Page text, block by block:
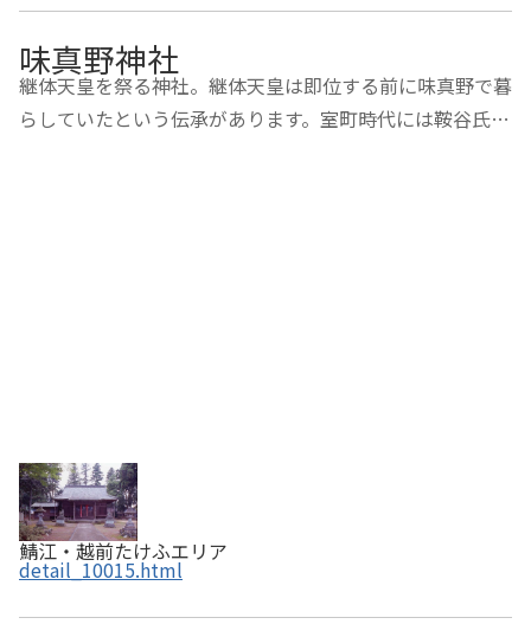
味真野神社
継体天皇を祭る神社。継体天皇は即位する前に味真野で暮
らしていたという伝承があります。室町時代には鞍谷氏の
鯖江・越前たけふエリア
detail_10015.html